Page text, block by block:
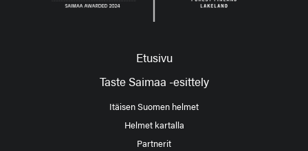
Etusivu
Taste Saimaa -esittely
Itäisen Suomen helmet
Helmet kartalla
Partnerit